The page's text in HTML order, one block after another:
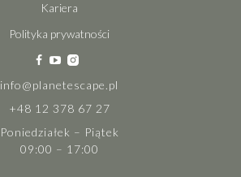
Kariera
Polityka prywatności
info@planetescape.pl
+48 12 378 67 27
Poniedziałek – Piątek
09:00 – 17:00